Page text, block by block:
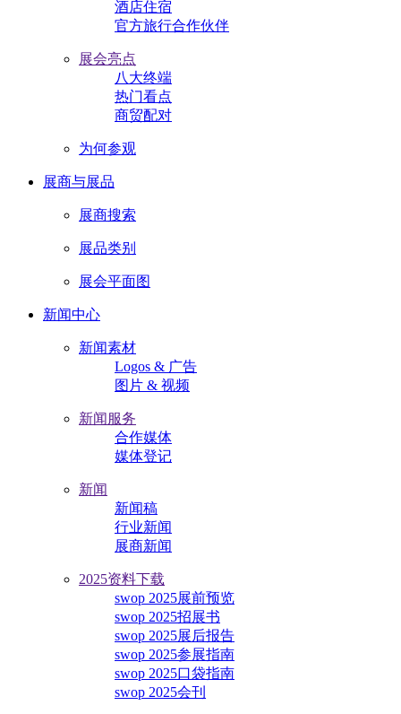
酒店住宿
官方旅行合作伙伴
展会亮点
八大终端
热门看点
商贸配对
为何参观
展商与展品
展商搜索
展品类别
展会平面图
新闻中心
新闻素材
Logos & 广告
图片 & 视频
新闻服务
合作媒体
媒体登记
新闻
新闻稿
行业新闻
展商新闻
2025资料下载
swop 2025展前预览
swop 2025招展书
swop 2025展后报告
swop 2025参展指南
swop 2025口袋指南
swop 2025会刊